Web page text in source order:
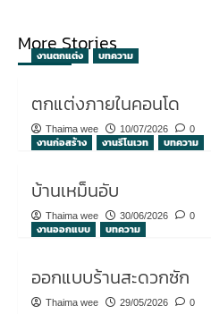
More Stories
งานตกแต่ง บทความ
ตกแต่งภายในคอนโด
Thaima wee 10/07/2026 0
งานก่อสร้าง งานรีโนเวท บทความ
บ้านเหม็นอับ
Thaima wee 30/06/2026 0
งานออกแบบ บทความ
ออกแบบร้านสะดวกซัก
Thaima wee 29/05/2026 0